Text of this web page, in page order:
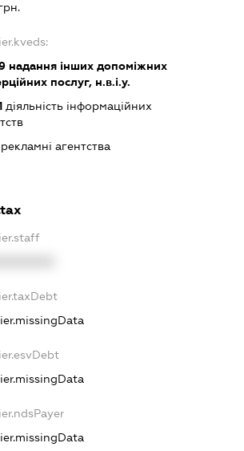
надання інших допоміжних
послуг, н.в.і.у.
діяльність інформаційних
рекламні агентства